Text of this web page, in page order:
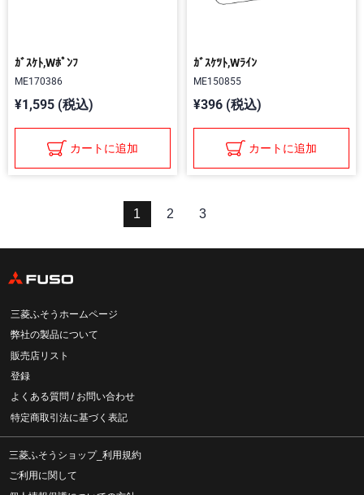
ｶﾞｽｹﾄ,Wﾎﾟﾝﾌ
ME170386
¥1,595 (税込)
カートに追加
ｶﾞｽｹﾂﾄ,Wﾗｲﾝ
ME150855
¥396 (税込)
カートに追加
1 2 3
三菱ふそうホームページ
弊社の製品について
販売店リスト
登録
よくある質問 / お問い合わせ
特定商取引法に基づく表記
三菱ふそうショップ_利用規約
ご利用に関して